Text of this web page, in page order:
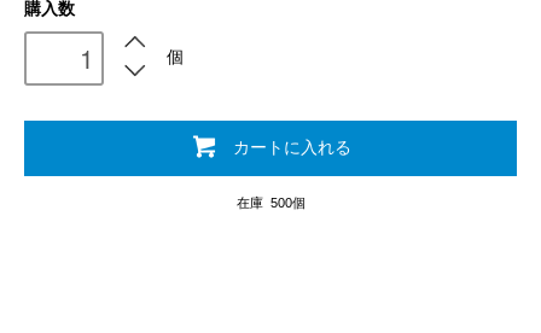
購入数
個
カートに入れる
在庫 500個